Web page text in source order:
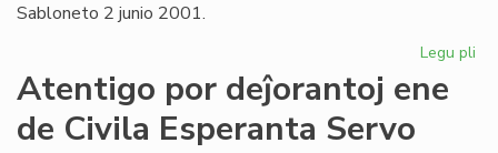
Sabloneto 2 junio 2001.
Legu pli
Atentigo por deĵorantoj ene
de Civila Esperanta Servo